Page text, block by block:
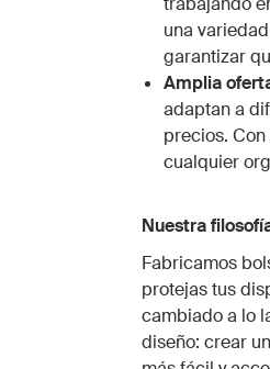
una
garantizar
Amplia
adaptan a
precios.
cualquier
Nuestra
Fabricamos
protejas tus
cambiado a lo
diseño: crear